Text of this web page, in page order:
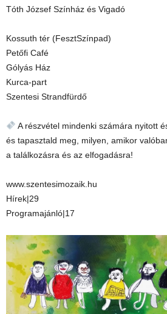
Tóth József Színház és Vigadó
Kossuth tér (FesztSzínpad)
Petőfi Café
Gólyás Ház
Kurca-part
Szentesi Strandfürdő
A részvétel mindenki számára nyitott
és tapasztald meg, milyen, amikor
a találkozásra és az elfogadásra!
www.szentesimozaik.hu
Hírek|29
Programajánló|17